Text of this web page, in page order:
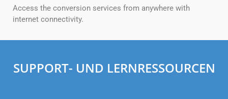
Access the conversion services from anywhere with
internet connectivity.
SUPPORT- UND LERNRESSOURCEN